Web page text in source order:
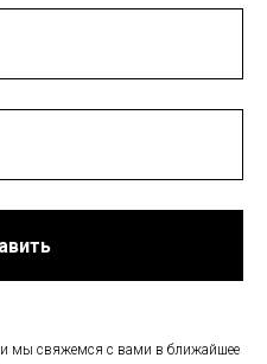
и мы свяжемся с вами в ближайшее